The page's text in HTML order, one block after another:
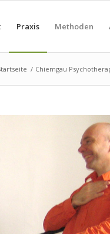
Praxis Methoden
/ Chiemgau